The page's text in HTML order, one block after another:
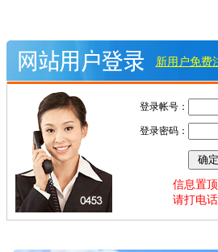
新用户免费
登录帐号：
登录密码：
信息置
请打电